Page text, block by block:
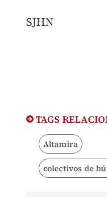
SJHN
TAGS
Altamira
colectivos de